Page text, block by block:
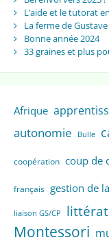
L’aide et le tutorat
La ferme de
Bonne année 2024
33 graines et plus
Afrique
autonomie
Bulle
coopération coup de
français gestion de
liaison GS/CP
Montessori